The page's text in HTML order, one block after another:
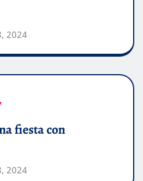
2024
fiesta con
2024